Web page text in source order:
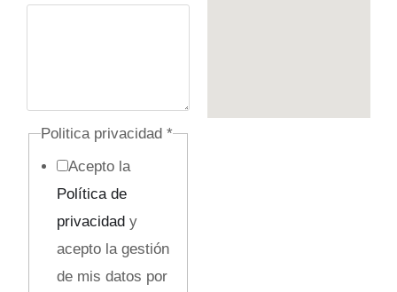
p Politica privacidad *
Acepto la
Política de
privacidady
acepto la gestión
de mis datos por